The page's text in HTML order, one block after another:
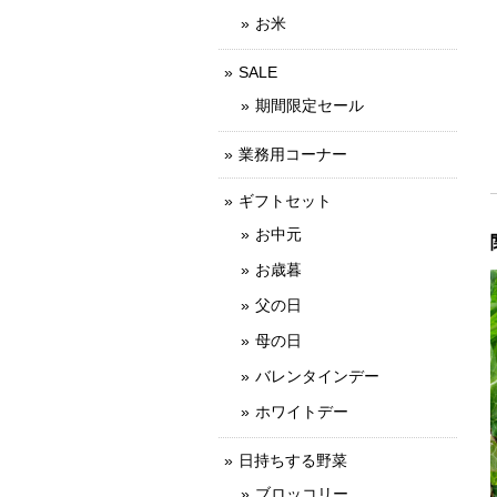
お米
SALE
期間限定セール
業務用コーナー
ギフトセット
お中元
お歳暮
父の日
母の日
バレンタインデー
ホワイトデー
日持ちする野菜